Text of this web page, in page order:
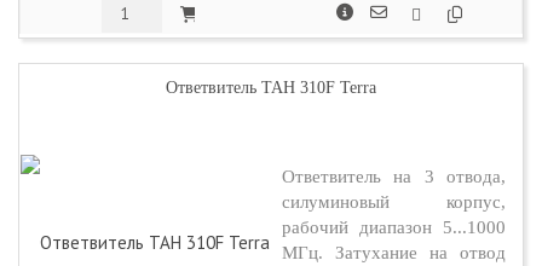
Ответвитель TAH 310F Terra
Ответвитель на 3 отвода,
силуминовый корпус,
рабочий диапазон 5...1000
МГц. Затухание на отвод